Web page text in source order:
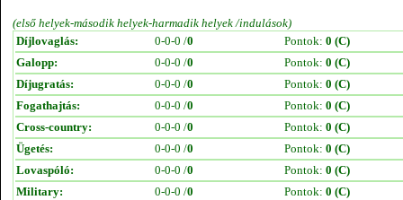
(első helyek-második helyek-harmadik helyek /indulások)
Díjlovaglás:
0-0-0 /0 Pontok: 0 (C)
Galopp:
0-0-0 /0 Pontok: 0 (C)
Díjugratás:
0-0-0 /0 Pontok: 0 (C)
Fogathajtás:
0-0-0 /0 Pontok: 0 (C)
Cross-country:
0-0-0 /0 Pontok: 0 (C)
Ügetés:
0-0-0 /0 Pontok: 0 (C)
Lovaspóló:
0-0-0 /0 Pontok: 0 (C)
Military:
0-0-0 /0 Pontok: 0 (C)